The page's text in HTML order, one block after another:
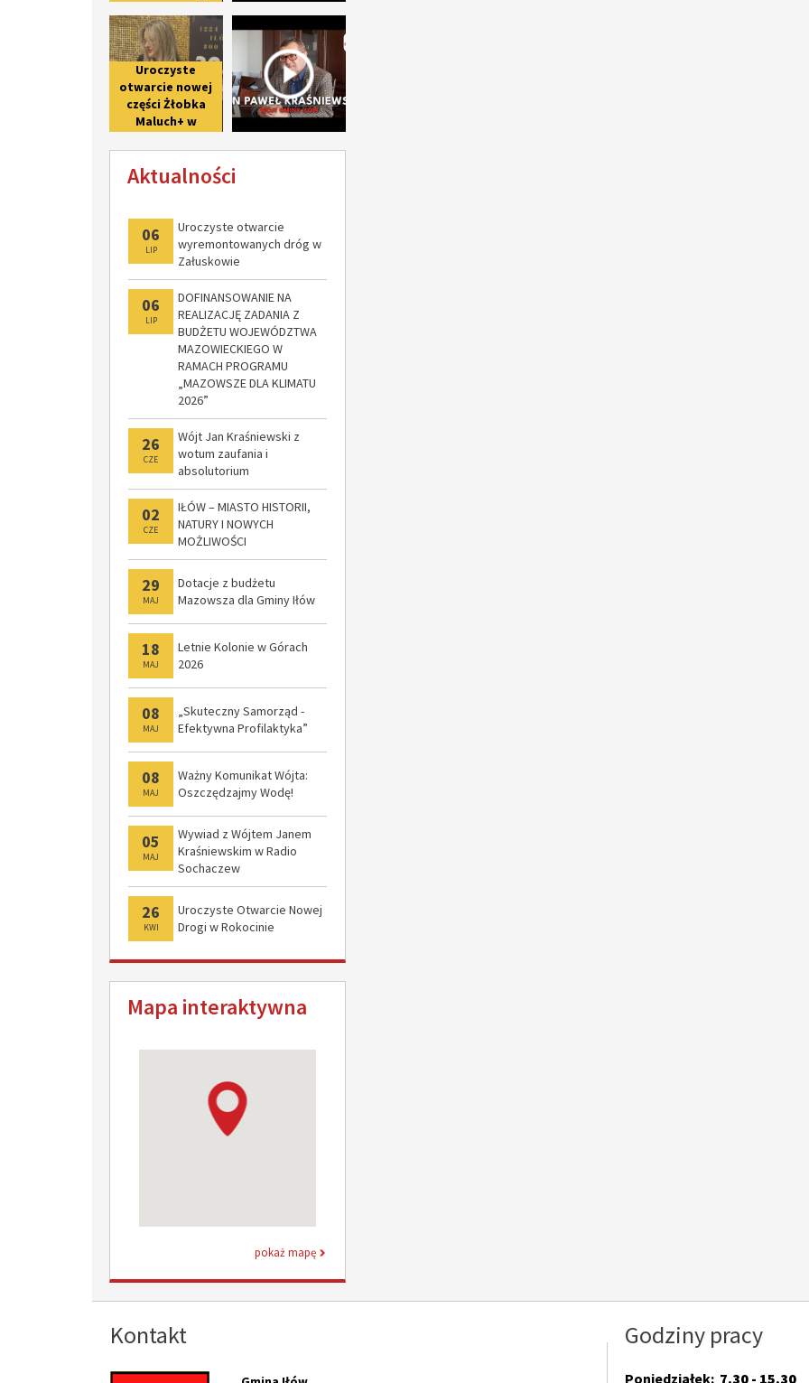
800-lecie pierwszej
wzmianki o Iłowie
Uroczyste
otwarcie nowej
części Żłobka
Maluch+ w
etapie
modernizacji
Aktualności
06
LIP
Uroczyste otwarcie
wyremontowanych dróg w
Załuskowie
06
LIP
DOFINANSOWANIE NA
REALIZACJĘ ZADANIA Z
BUDŻETU WOJEWÓDZTWA
MAZOWIECKIEGO W
RAMACH PROGRAMU
„MAZOWSZE DLA KLIMATU
2026”
26
CZE
Wójt Jan Kraśniewski z
wotum zaufania i
absolutorium
02
CZE
IŁÓW – MIASTO HISTORII,
NATURY I NOWYCH
MOŻLIWOŚCI
29
MAJ
Dotacje z budżetu
Mazowsza dla Gminy Iłów
18
MAJ
Letnie Kolonie w Górach
2026
08
MAJ
„Skuteczny Samorząd -
Efektywna Profilaktyka”
08
MAJ
Ważny Komunikat Wójta:
Oszczędzajmy Wodę!
05
MAJ
Wywiad z Wójtem Janem
Kraśniewskim w Radio
Sochaczew
26
KWI
Uroczyste Otwarcie Nowej
Drogi w Rokocinie
Mapa interaktywna
pokaż mapę
Kontakt Godziny pracy
Poniedziałek: 7.30 - 15.30